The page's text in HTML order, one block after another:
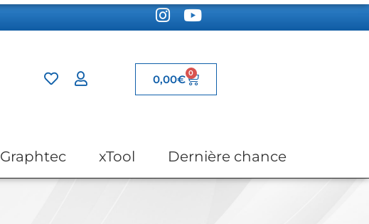
0,00€ 0
Graphtec xTool Dernière chance